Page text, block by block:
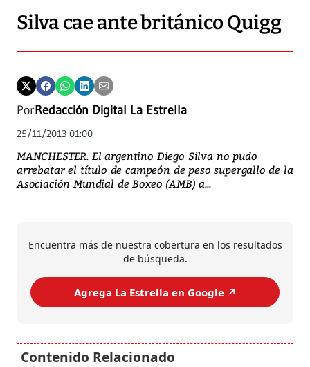
Silva cae ante británico Quigg
PorRedacción Digital La Estrella
25/11/2013 01:00
MANCHESTER. El argentino Diego Silva no pudo
arrebatar el título de campeón de peso supergallo de la
Asociación Mundial de Boxeo (AMB) a...
Encuentra más de nuestra cobertura en los resultados
de búsqueda.
Agrega La Estrella en Google ↗️